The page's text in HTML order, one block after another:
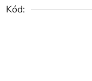
Kód: